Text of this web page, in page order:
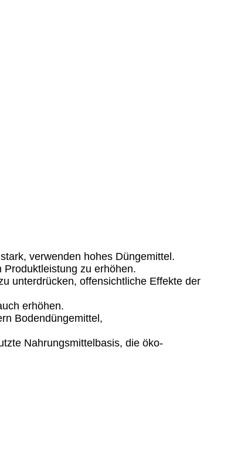
verwenden hohes Düngemittel.
zu erhöhen.
unterdrücken, offensichtliche Effekte der
erhöhen.
Bodendüngemittel,
Nahrungsmittelbasis, die öko-